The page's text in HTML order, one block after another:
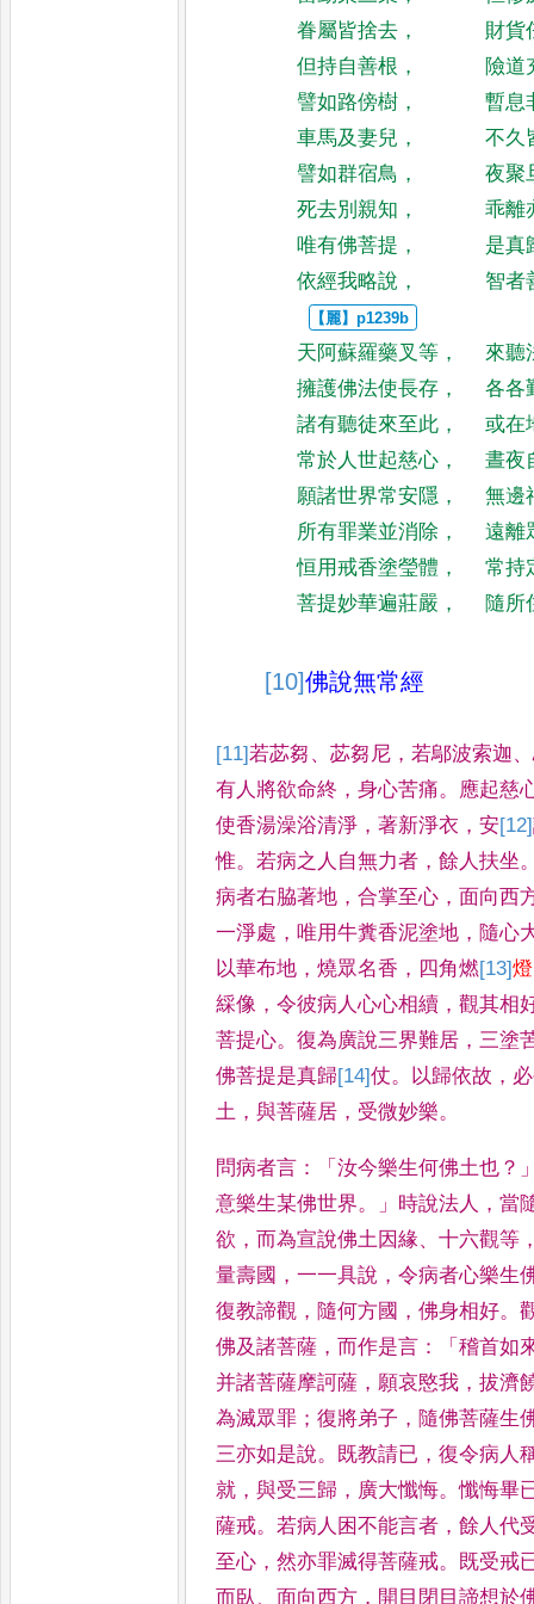
眷屬皆捨去 ，
財貨
但持自善根 ，
險道
譬如路傍樹 ，
暫息
車馬及妻兒 ，
不久
譬如群宿鳥 ，
夜聚
死去別親知 ，
乖離
唯有佛菩提 ，
是真
依經我略說 ， 智者
天阿蘇羅藥叉等 ，
來聽
擁護佛法使長存 ，
各各
諸有聽徒來至此 ，
或在
常於人世起慈心 ，
晝夜
願諸世界常安隱 ，
無邊
所有罪業並消除 ，
遠離
恒用戒香塗瑩體 ，
常持
菩提妙華遍莊嚴 ， 隨所
[10]佛說無常經
[11]若苾芻 、苾芻尼 ， 若鄔波索迦、
有人將欲命終 ，身心苦痛。
應起慈
使香湯澡浴清淨 ，著新淨衣 ，安[12]
惟。 若病之人自無力者 ，餘 人扶坐
病者右脇著地 ，合掌至心 ，面向西
一淨處 ，唯用牛糞香泥塗地 ， 隨心
以華布地 ，燒眾名香 ， 四角燃[13]燈
綵像 ，令彼病人心心相續 ，觀其相
菩提心。復為廣說三界難居 ， 三塗
佛菩提是真歸[14]仗。 以歸依故 ，
土 ，與菩薩居 ， 受微妙樂。
問病者言 ：「汝今樂生何佛土也 ？
意樂生某佛世界。」 時說法人 ，當
欲 ，而為宣說佛土 因緣、十六觀等
量壽國 ，一一具說 ，令病者心樂生
復教諦觀 ， 隨何方國 ，佛身相好。
佛及諸菩薩 ，而作是言 ：「稽首如
并諸菩薩摩訶薩 ， 願哀愍我 ，拔濟
為滅眾罪 ；復將弟子 ， 隨佛菩薩生
三亦如是說。 既教請已 ，復令病人
就 ，與受三歸 ， 廣大懺悔。懺悔畢
薩戒。 若病人困不能言者 ，餘人代
至心 ，然亦罪滅得菩薩戒。 既受戒
而臥 、面向西方 ， 開目閉 目諦想於